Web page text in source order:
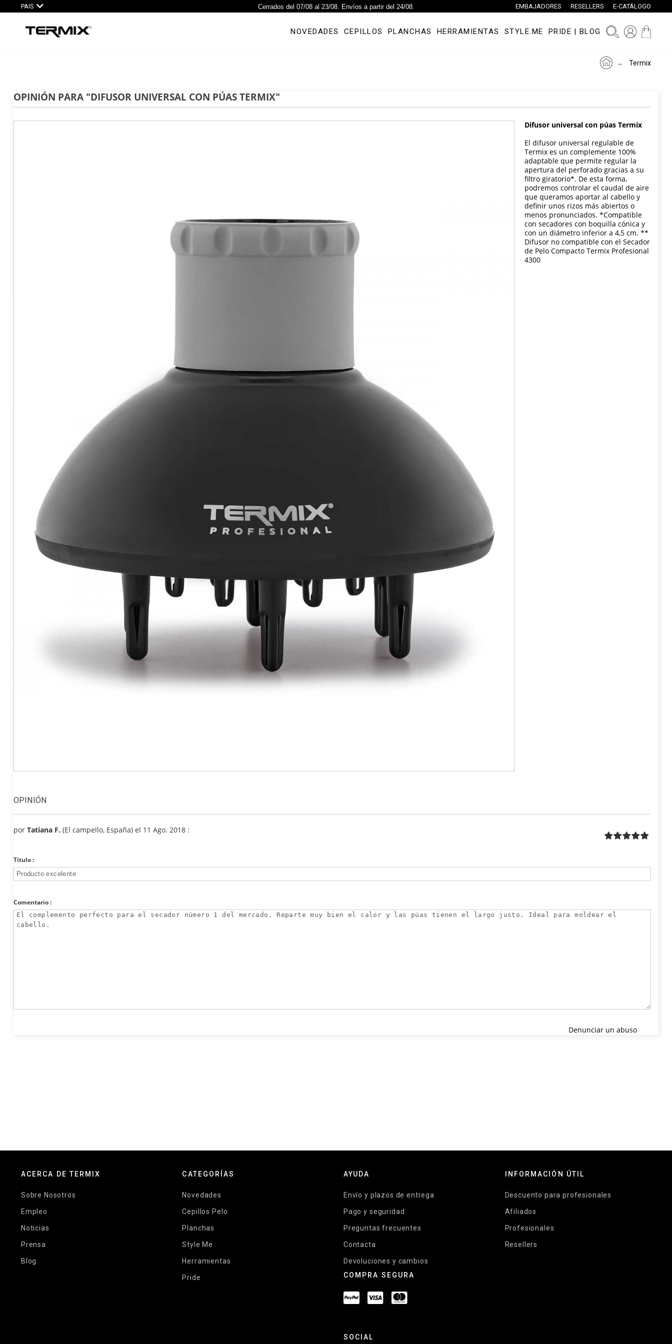
PAIS Cerrados del 07/08 al 23/08. Envíos a partir del 24/08. EMBAJADORES RESELLERS E-CATÁLOGO
NOVEDADES CEPILLOS PLANCHAS HERRAMIENTAS STYLE.ME PRIDE | BLOG
Termix
OPINIÓN PARA "DIFUSOR UNIVERSAL CON PÚAS TERMIX"
Difusor universal con púas Termix
El difusor universal regulable de
Termix es un complemente 100%
adaptable que permite regular la
apertura del perforado gracias a su
filtro giratorio*. De esta forma,
podremos controlar el caudal de aire
que queramos aportar al cabello y
definir unos rizos más abiertos o
menos pronunciados. *Compatible
con secadores con boquilla cónica y
con un diámetro inferior a 4,5 cm. **
Difusor no compatible con el Secador
de Pelo Compacto Termix Profesional
4300
OPINIÓN
por Tatiana F. (El campello, España) el 11 Ago. 2018 :
Título :
Comentario :
Denunciar un abuso
ACERCA DE TERMIX
Sobre Nosotros
Empleo
Noticias
Prensa
Blog
CATEGORÍAS
Novedades
Cepillos Pelo
Planchas
Style Me
Herramientas
Pride
AYUDA
Envío y plazos de entrega
Pago y seguridad
Preguntas frecuentes
Contacta
Devoluciones y cambios
INFORMACIÓN ÚTIL
Descuento para profesionales
Afiliados
Profesionales
Resellers
COMPRA SEGURA
SOCIAL